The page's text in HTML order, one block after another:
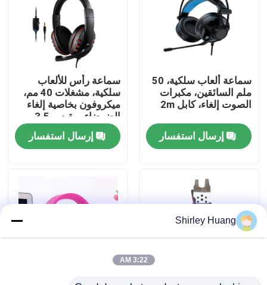
حولنا
جولة في المصنع
مراقبة الجودة
اتصل بنا
القضايا
اطلب اقتباس
سماعة ألعاب سلكية، 50
ملم السائقين، مكبرات
الصوت إلغاء، كابل 2m
إرسال استفسار
سماعة رأس للألعاب
سلكية، مشغلات 40 مم،
ميكروفون بخاصية إلغاء
مزدوج + USB، كابل
بطول 2 متر إرسال استفسار
Shirley Huang
3:22 AM